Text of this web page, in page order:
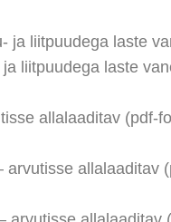
ja liitpuudega laste
liitpuudega laste
allalaaditav (pdf-
arvutisse allalaaditav